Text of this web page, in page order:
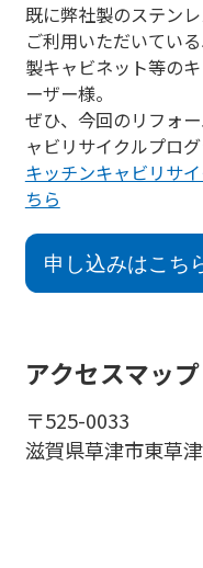
既に弊社製のステン
ご利用いただいてい
製キャビネット等の
ーザー様。
ぜひ、今回のリフォ
ャビリサイクルプロ
キッチンキャビリサ
ちら
申し込みはこち
アクセスマップ
〒525-0033
滋賀県草津市東草